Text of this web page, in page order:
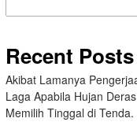
Recent Posts
Akibat Lamanya
Laga Apabila Hujan
Memilih Tinggal di Tenda.